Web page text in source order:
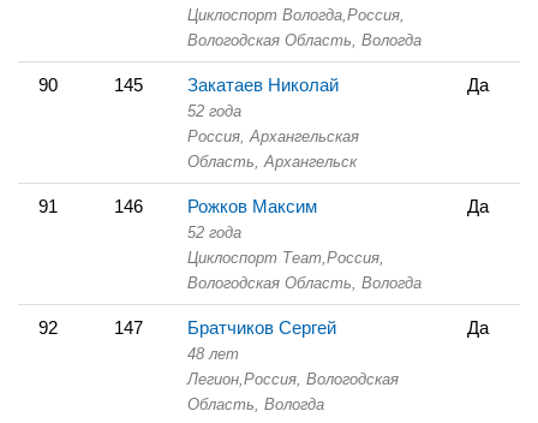
Циклоспорт Вологда, Россия,
Вологодская Область, Вологда
90 145 Закатаев Николай
52 года
Россия, Архангельская
Область, Архангельск
Да
91 146 Рожков Максим
52 года
Циклоспорт Теаm, Россия,
Вологодская Область, Вологда
Да
92 147 Братчиков Сергей
48 лет
Легион, Россия, Вологодская
Область, Вологда
Да